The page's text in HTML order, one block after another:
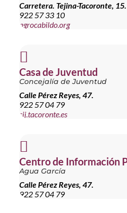
Carretera. Tejina-Tacoronte, 15.
922 57 33 10
agrocabildo.org

Casa de Juventud
Concejalía de Juventud
Calle Pérez Reyes, 47.
922 57 04 79
sij.tacoronte.es

Centro de Información
Agua García
Calle Pérez Reyes, 47.
922 57 04 79